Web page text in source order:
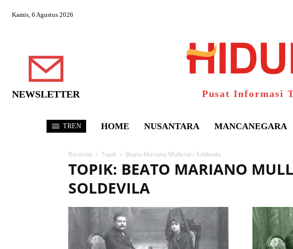
Kamis, 6 Agustus 2026
NEWSLETTER Pusat Informasi
TREN HOME NUSANTARA MANCANEGARA
Beranda Topik Beato Mariano Mullerat i Soldevila
TOPIK: BEATO MARIANO
SOLDEVILA